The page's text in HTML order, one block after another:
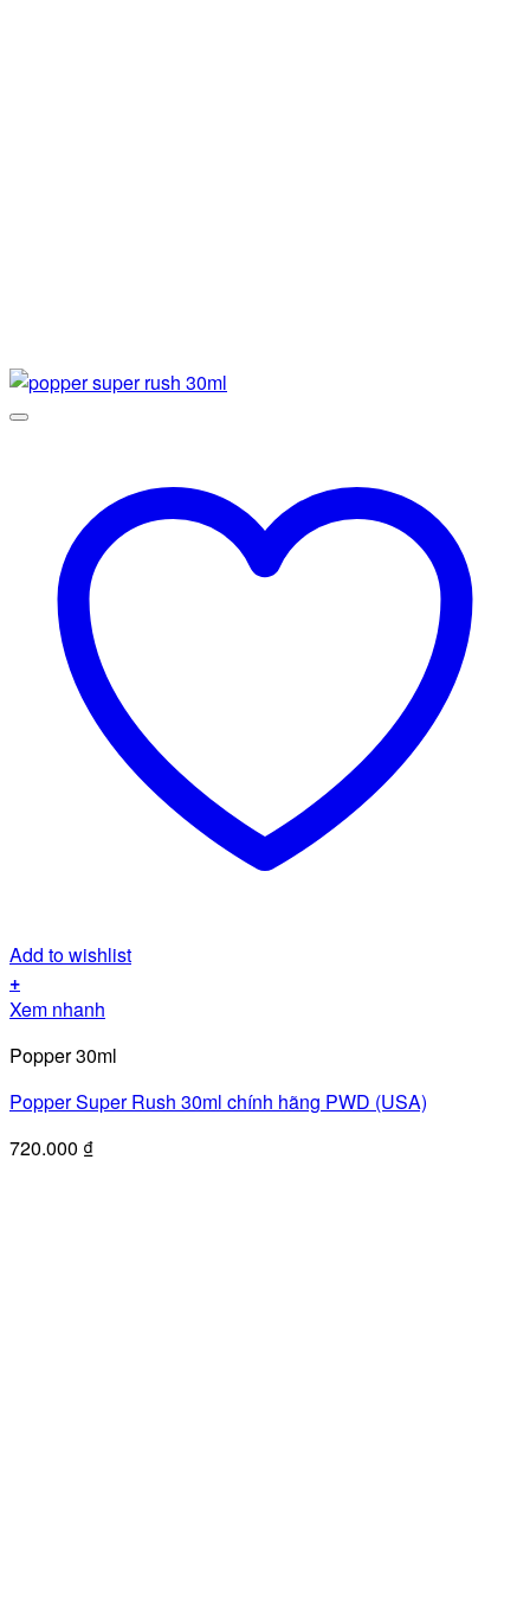
Add to wishlist
+
Xem nhanh
Popper 30ml
Popper Super Rush 30ml chính hãng PWD (USA)
720.000 ₫